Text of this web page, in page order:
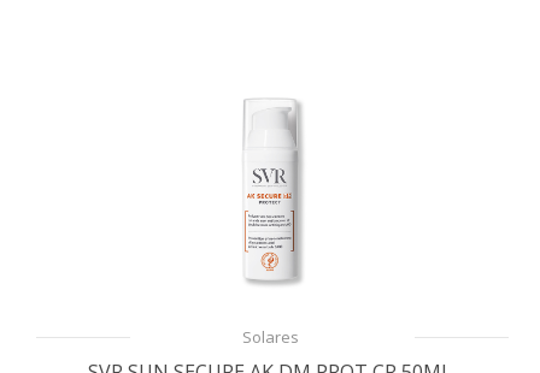
Solares